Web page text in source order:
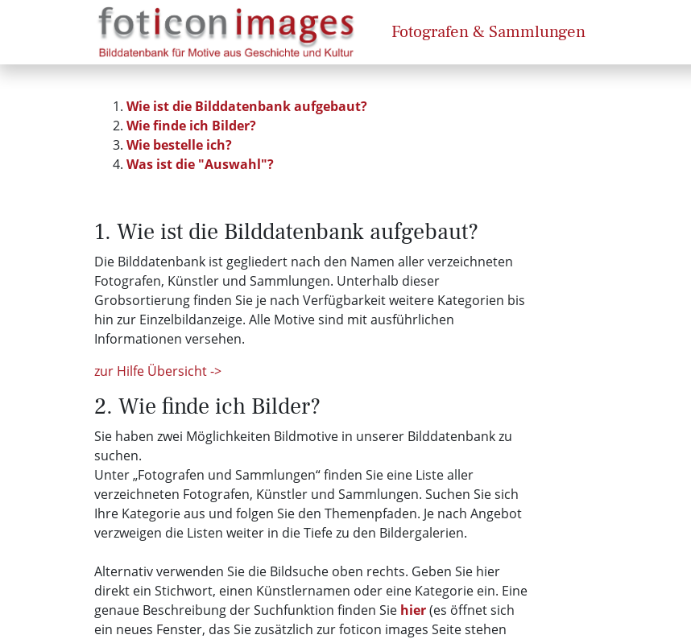
Fotografen & Sammlungen
Wie ist die Bilddatenbank aufgebaut?
Wie finde ich Bilder?
Wie bestelle ich?
Was ist die "Auswahl"?
1. Wie ist die Bilddatenbank aufgebaut?
Die Bilddatenbank ist gegliedert nach den Namen aller verzeichneten
Fotografen, Künstler und Sammlungen. Unterhalb dieser
Grobsortierung finden Sie je nach Verfügbarkeit weitere Kategorien bis
hin zur Einzelbildanzeige. Alle Motive sind mit ausführlichen
Informationen versehen.
zur Hilfe Übersicht ->
2. Wie finde ich Bilder?
Sie haben zwei Möglichkeiten Bildmotive in unserer Bilddatenbank zu
suchen.
Unter „Fotografen und Sammlungen“ finden Sie eine Liste aller
verzeichneten Fotografen, Künstler und Sammlungen. Suchen Sie sich
Ihre Kategorie aus und folgen Sie den Themenpfaden. Je nach Angebot
verzweigen die Listen weiter in die Tiefe zu den Bildergalerien.
Alternativ verwenden Sie die Bildsuche oben rechts. Geben Sie hier
direkt ein Stichwort, einen Künstlernamen oder eine Kategorie ein. Eine
genaue Beschreibung der Suchfunktion finden Sie hier(es öffnet sich
ein neues Fenster, das Sie zusätzlich zur foticon images Seite stehen